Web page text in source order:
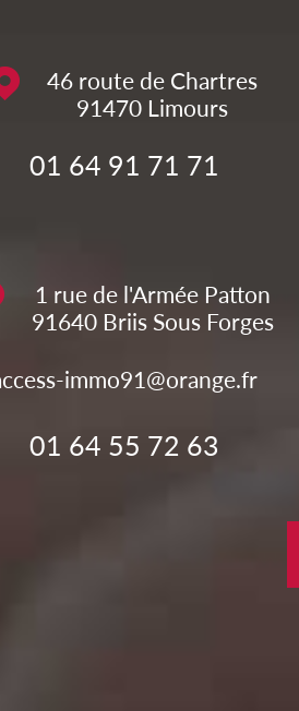
46 route de Chartres
91470 Limours
01 64 91 71 71
1 rue de l'Armée Patton
91640 Briis Sous Forges
immo91@orange.fr
01 64 55 72 63